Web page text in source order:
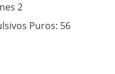
2
Puros: 56